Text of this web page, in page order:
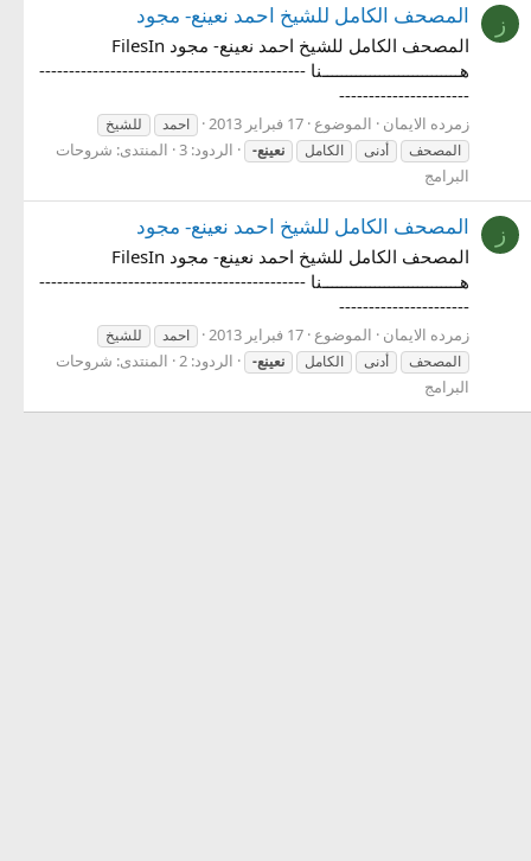
ز المصحف الكامل للشيخ احمد نعينع- مجود
المصحف الكامل للشيخ احمد نعينع- مجود FilesIn
هـــــــــــــــــــــــــــــنا ---------------------------------------------
----------------------
زمرده الايمان الموضوع 17 فبراير 2013 احمد
للشيخ
المصحف
أدنى الكامل نعينع- الردود: 3 المنتدى: شروحات
البرامج
ز المصحف الكامل للشيخ احمد نعينع- مجود
المصحف الكامل للشيخ احمد نعينع- مجود FilesIn
هـــــــــــــــــــــــــــــنا ---------------------------------------------
----------------------
زمرده الايمان الموضوع 17 فبراير 2013 احمد
للشيخ
المصحف
أدنى الكامل نعينع- الردود: 2 المنتدى: شروحات
البرامج